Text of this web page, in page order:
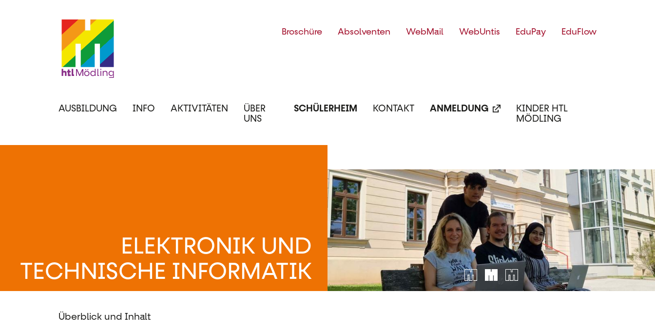
Top
Broschüre Absolventen WebMail WebUntis EduPay EduFlow
Hauptnavigation
AUSBILDUNG INFO AKTIVITÄTEN
ÜBER
UNS
SCHÜLERHEIM KONTAKT ANMELDUNG
KINDER HTL
MÖDLING
ELEKTRONIK UND
TECHNISCHE INFORMATIK
Überblick und Inhalt